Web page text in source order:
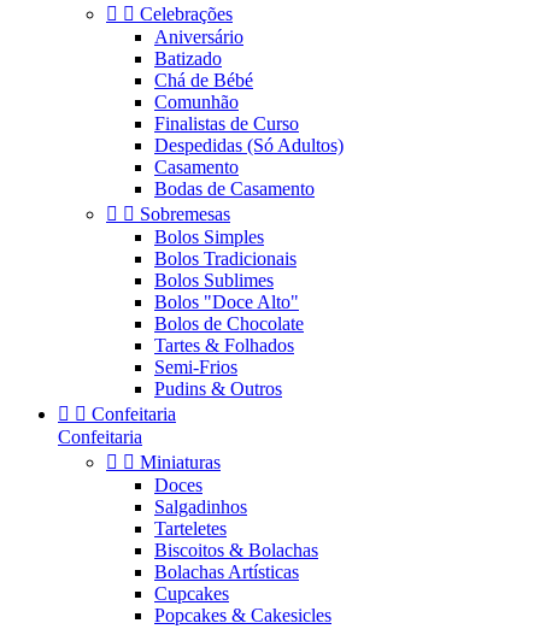
  Celebrações
Aniversário
Batizado
Chá de Bébé
Comunhão
Finalistas de Curso
Despedidas (Só Adultos)
Casamento
Bodas de Casamento
  Sobremesas
Bolos Simples
Bolos Tradicionais
Bolos Sublimes
Bolos "Doce Alto"
Bolos de Chocolate
Tartes & Folhados
Semi-Frios
Pudins & Outros
  Confeitaria
Confeitaria
  Miniaturas
Doces
Salgadinhos
Tarteletes
Biscoitos & Bolachas
Bolachas Artísticas
Cupcakes
Popcakes & Cakesicles